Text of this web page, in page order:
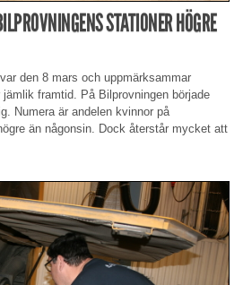
STATIONER HÖGRE
den 8 mars och uppmärksammar
framtid. På Bilprovningen började
Numera är andelen kvinnor på
än någonsin. Dock återstår mycket att